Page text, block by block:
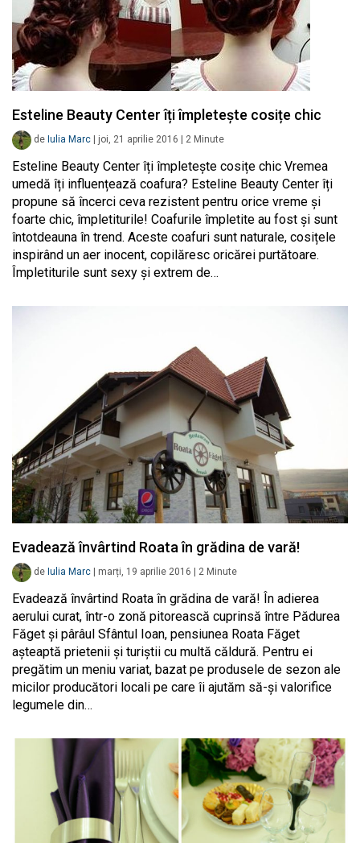
Esteline Beauty Center îți împletește cosițe chic
de Iulia Marc | joi, 21 aprilie 2016 | 2 Minute
Esteline Beauty Center îți împletește cosițe chic Vremea
umedă îți influențează coafura? Esteline Beauty Center îți
propune să încerci ceva rezistent pentru orice vreme și
foarte chic, împletiturile! Coafurile împletite au fost și sunt
întotdeauna în trend. Aceste coafuri sunt naturale, cosițele
inspirând un aer inocent, copilăresc oricărei purtătoare.
Împletiturile sunt sexy și extrem de…
Evadează învârtind Roata în grădina de vară!
de Iulia Marc | marți, 19 aprilie 2016 | 2 Minute
Evadează învârtind Roata în grădina de vară! În adierea
aerului curat, într-o zonă pitorească cuprinsă între Pădurea
Făget și pârâul Sfântul Ioan, pensiunea Roata Făget
așteaptă prietenii și turiștii cu multă căldură. Pentru ei
pregătim un meniu variat, bazat pe produsele de sezon ale
micilor producători locali pe care îi ajutăm să-și valorifice
legumele din…